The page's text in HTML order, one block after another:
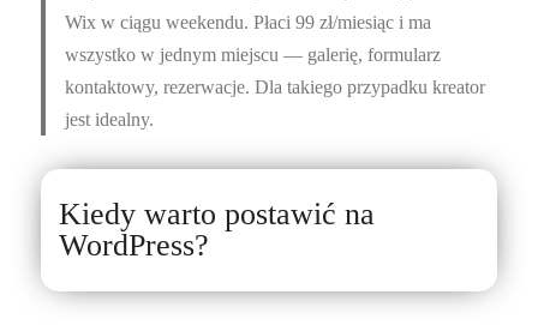
Wix w ciągu weekendu. Płaci 99 zł/miesiąc i ma
wszystko w jednym miejscu — galerię, formularz
kontaktowy, rezerwacje. Dla takiego przypadku kreator
jest idealny.
Kiedy warto postawić na
WordPress?